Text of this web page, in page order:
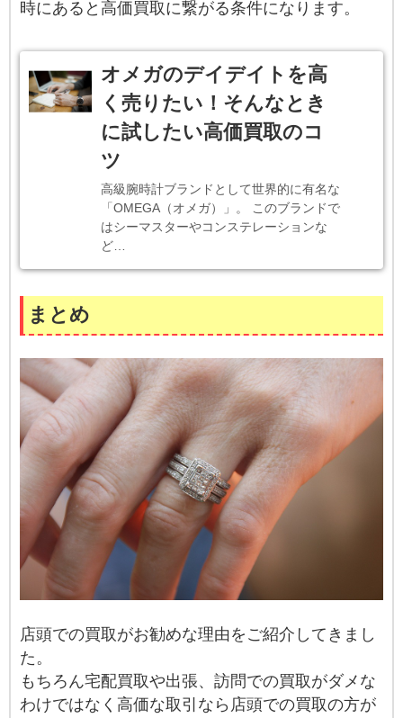
時にあると高価買取に繋がる条件になります。
オメガのデイデイトを高
く売りたい！そんなとき
に試したい高価買取のコ
ツ
高級腕時計ブランドとして世界的に有名な
「OMEGA（オメガ）」。 このブランドで
はシーマスターやコンステレーションな
ど…
まとめ
店頭での買取がお勧めな理由をご紹介してきまし
た。
もちろん宅配買取や出張、訪問での買取がダメな
わけではなく高価な取引なら店頭での買取の方が